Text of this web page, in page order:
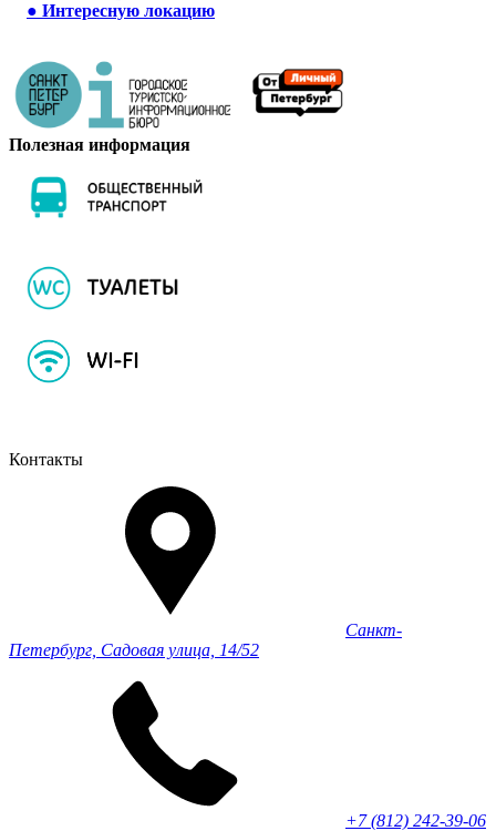
● Интересную локацию
Полезная информация
Контакты
Санкт-
Петербург, Садовая улица, 14/52
+7 (812) 242-39-06